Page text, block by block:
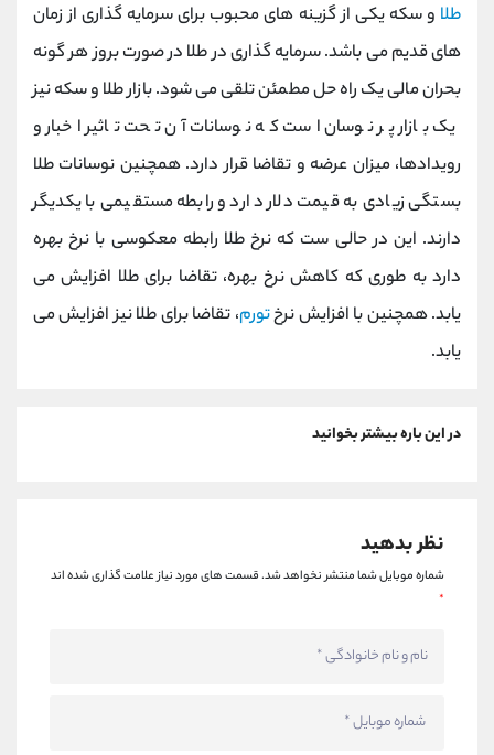
طلا و سکه یکی از گزینه های محبوب برای سرمایه گذاری از زمان
های قدیم می باشد. سرمایه گذاری در طلا در صورت بروز هر گونه
بحران مالی یک راه حل مطمئن تلقی می شود. بازار طلا و سکه نیز
یک بازار پر نوسان است که نوسانات آن تحت تاثیر اخبار و
رویدادها، میزان عرضه و تقاضا قرار دارد. همچنین نوسانات طلا
بستگی زیادی به قیمت دلار دارد و رابطه مستقیمی با یکدیگر
دارند. این در حالی ست که نرخ طلا رابطه معکوسی با نرخ بهره
دارد به طوری که کاهش نرخ بهره، تقاضا برای طلا افزایش می
یابد. همچنین با افزایش نرختورم، تقاضا برای طلا نیز افزایش می
یابد.
در این باره بیشتر بخوانید
نظر بدهید
شماره موبایل شما منتشر نخواهد شد.قسمت های مورد نیاز علامت گذاری شده اند
*